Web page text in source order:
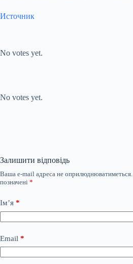
Источник
No votes yet.
No votes yet.
Залишити відповідь
Ваша e-mail адреса не оприлюднюватиметься.
позначені *
Ім’я *
Email *